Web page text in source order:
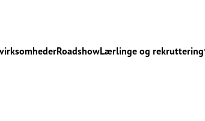
RoadshowLærlinge og rekruttering